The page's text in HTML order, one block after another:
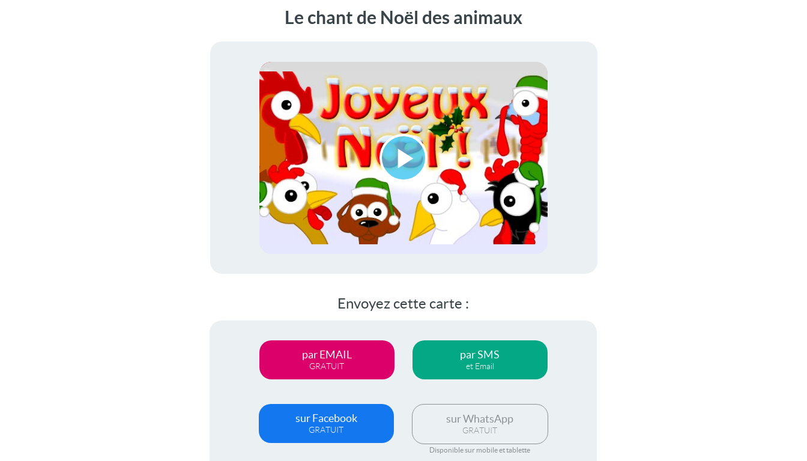
Le chant de Noël des animaux
Lire
la
Envoyez cette carte :
par EMAIL
GRATUIT
par SMS
et Email
sur Facebook
GRATUIT
sur WhatsApp
GRATUIT
Disponible sur mobile et tablette